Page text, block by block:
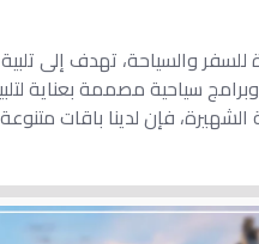
والسياحة، تهدف إلى
سياحية مصممة بعناية
فإن لدينا باقات